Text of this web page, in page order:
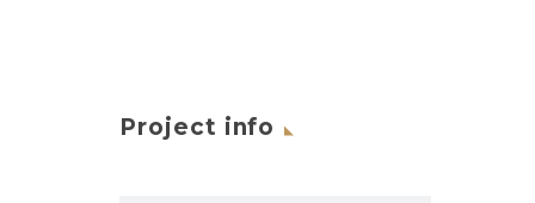
Project info